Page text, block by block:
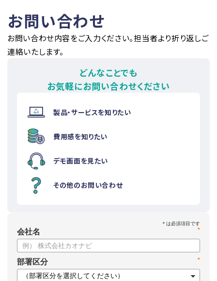
お問い合わせ
お問い合わせ内容をご入力ください。担当者より折り返しご
連絡いたします。
どんなことでも
お気軽にお問い合わせください
製品・サービスを知りたい
費用感を知りたい
デモ画面を見たい
その他のお問い合わせ
*
会社名
*
部署区分